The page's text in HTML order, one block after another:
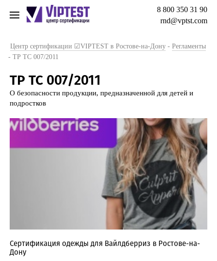
8 800 350 31 90
rnd@vptst.com
Центр сертификации ☑VIPTEST в Ростове-на-Дону - Регламенты
- ТР ТС 007/2011
ТР ТС 007/2011
О безопасности продукции, предназначенной для детей и
подростков
Сертификация одежды для Вайлдберриз в Ростове-на-
Дону